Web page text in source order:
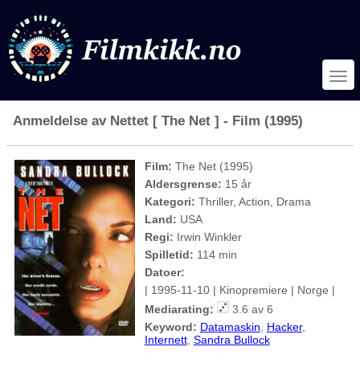
Anmeldelse av Nettet [ The Net ] - Film (1995)
Film: The Net (1995)
Aldersgrense: 15 år
Kategori: Thriller, Action, Drama
Land: USA
Regi: Irwin Winkler
Spilletid: 114 min
Datoer:
| 1995-11-10 | Kinopremiere | Norge |
Mediarating:
3.6 av 6
Keyword: Datamaskin Hacker,
Internett, Sandra Bullock